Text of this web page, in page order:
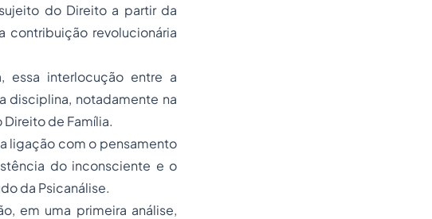
do Direito a partir da
contribuição revolucionária
essa interlocução entre a
disciplina, notadamente na
de Família.
ligação com o pensamento
do inconsciente e o
da Psicanálise.
em uma primeira análise,